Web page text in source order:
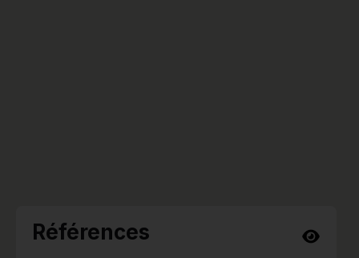
Références